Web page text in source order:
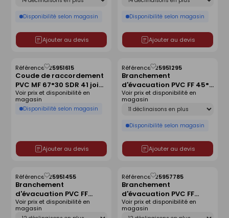
Disponibilité selon magasin
Ajouter au devis
Disponibilité selon magasin
Ajouter au devis
Coude de raccordement
PVC MF 67°30 SDR 41 joint
monté - D200
Référence :25951615
Disponibilité selon magasin
Voir prix et disponibilité en
magasin
Ajouter au devis
Enregistrer
comme
liste
Branchement
d'évacuation PVC FF 45°
SDR 41 joint monté -
D200x125
Référence :25951295
Déclinaison
Disponibilité selon magasin
Voir prix et disponibilité en
magasin
Ajouter au devis
Enregistrer
comme
liste
Branchement
d'évacuation PVC FF
87°30 SDR 41 joint monté
- D250x200
Référence :25951455
Déclinaison
Voir prix et disponibilité en
magasin
Enregistrer
comme
liste
Branchement
d'évacuation PVC FF
87°30 SDR 41 joint monté
- D315x200
Référence :25957785
Déclinaison
Voir prix et disponibilité en
magasin
Enregistrer
comme
liste